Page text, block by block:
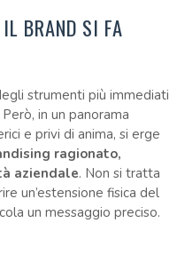
BRAND SI FA
strumenti più immediati
in un panorama
e privi di anima, si erge
ragionato,
aziendale. Non si tratta
un’estensione fisica del
un messaggio preciso.